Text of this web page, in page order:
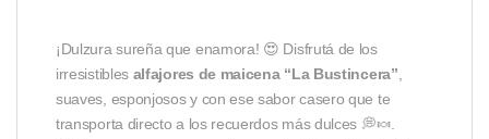
¡Dulzura sureña que enamora! 😍 Disfrutá de los
irresistibles alfajores de maicena “La Bustincera”,
suaves, esponjosos y con ese sabor casero que te
transporta directo a los recuerdos más dulces 💭🍬.